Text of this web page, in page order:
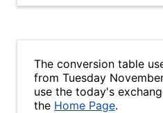
The conversion table
from Tuesday
use the today's
the Home Page.